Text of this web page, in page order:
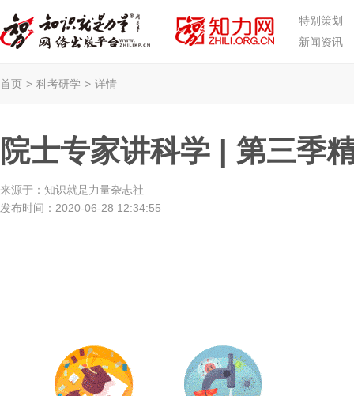
特别策划
新闻资讯
首页 > 科考研学 > 详情
院士专家讲科学 | 第三季
来源于： 知识就是力量杂志社
发布时间： 2020-06-28 12:34:55